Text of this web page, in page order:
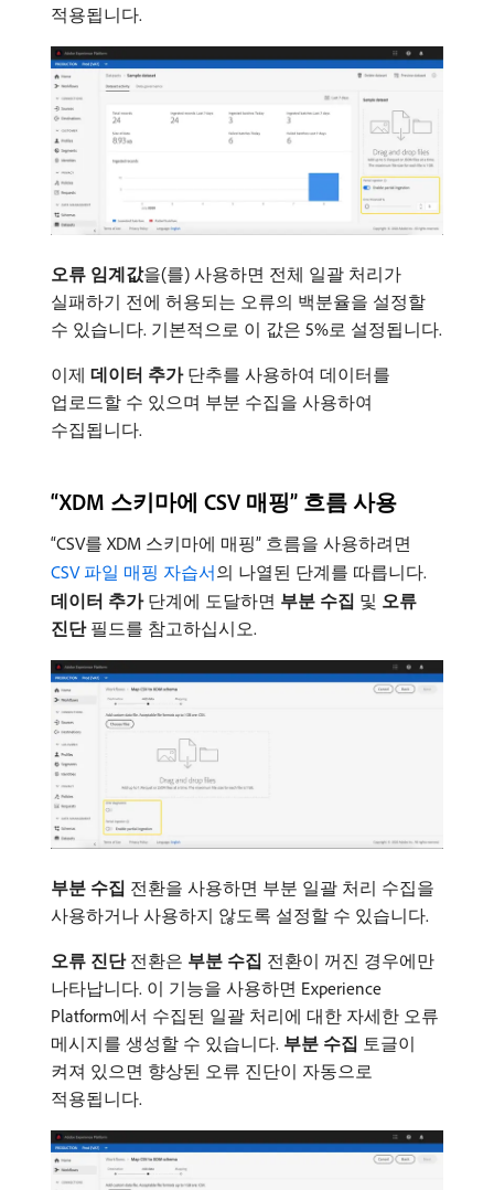
적용됩니다.
오류 임계값​을(를) 사용하면 전체 일괄 처리가
실패하기 전에 허용되는 오류의 백분율을 설정할
수 있습니다. 기본적으로 이 값은 5%로 설정됩니다.
이제 데이터 추가단추를 사용하여 데이터를
업로드할 수 있으며 부분 수집을 사용하여
수집됩니다.
“XDM 스키마에 CSV 매핑” 흐름 사용
“CSV를 XDM 스키마에 매핑” 흐름을 사용하려면
CSV 파일 매핑 자습서의 나열된 단계를 따릅니다.
데이터 추가단계에 도달하면 부분 수집 및 오류
진단필드를 참고하십시오.
부분 수집 전환을 사용하면 부분 일괄 처리 수집을
사용하거나 사용하지 않도록 설정할 수 있습니다.
오류 진단전환은 부분 수집 전환이 꺼진 경우에만
나타납니다. 이 기능을 사용하면 Experience
Platform에서 수집된 일괄 처리에 대한 자세한 오류
메시지를 생성할 수 있습니다. 부분 수집 토글이
켜져 있으면 향상된 오류 진단이 자동으로
적용됩니다.